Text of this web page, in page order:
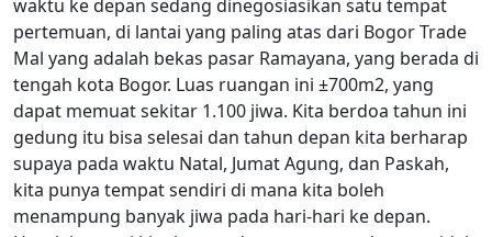
waktu ke depan sedang dinegosiasikan satu tempat
pertemuan, di lantai yang paling atas dari Bogor Trade
Mal yang adalah bekas pasar Ramayana, yang berada di
tengah kota Bogor. Luas ruangan ini ±700m2, yang
dapat memuat sekitar 1.100 jiwa. Kita berdoa tahun ini
gedung itu bisa selesai dan tahun depan kita berharap
supaya pada waktu Natal, Jumat Agung, dan Paskah,
kita punya tempat sendiri di mana kita boleh
menampung banyak jiwa pada hari-hari ke depan.